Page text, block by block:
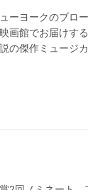
ーヨークのブロ
画館でお届けす
の傑作ミュージ
し、 第3弾「タ
上げます。ご好
度、上映延長が